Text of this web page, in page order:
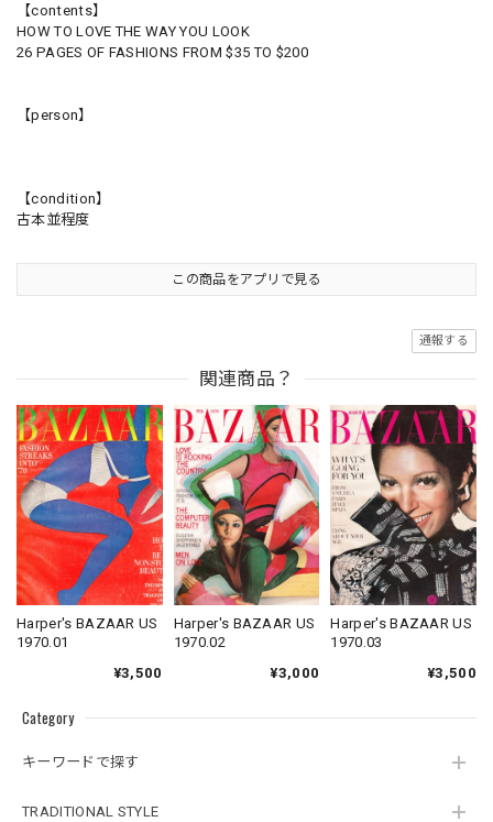
Category
キーワードで探す
TRADITIONAL STYLE
【contents】
HOW TO LOVE THE WAY YOU LOOK
26 PAGES OF FASHIONS FROM $35 TO $200
【person】
【condition】
古本並程度
この商品をアプリで見る
通報する
関連商品？
Harper's BAZAAR US
1970.01
¥3,500
Harper's BAZAAR US
1970.02
¥3,000
Harper's BAZAAR US
1970.03
¥3,500